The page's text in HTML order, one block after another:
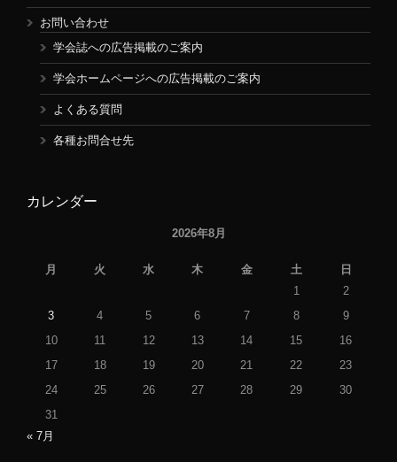
お問い合わせ
学会誌への広告掲載のご案内
学会ホームページへの広告掲載のご案内
よくある質問
各種お問合せ先
カレンダー
2026年8月
月 火 水 木 金 土
日
1
2
3
4 5 6 7 8
9
10
11 12 13 14 15
16
17
18 19 20 21 22
23
24
25 26 27 28 29
30
31
« 7月